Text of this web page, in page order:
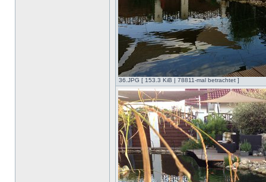
36.JPG [ 153.3 KiB | 78811-mal betrachtet ]